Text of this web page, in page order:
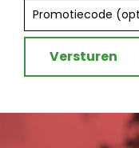
Versturen